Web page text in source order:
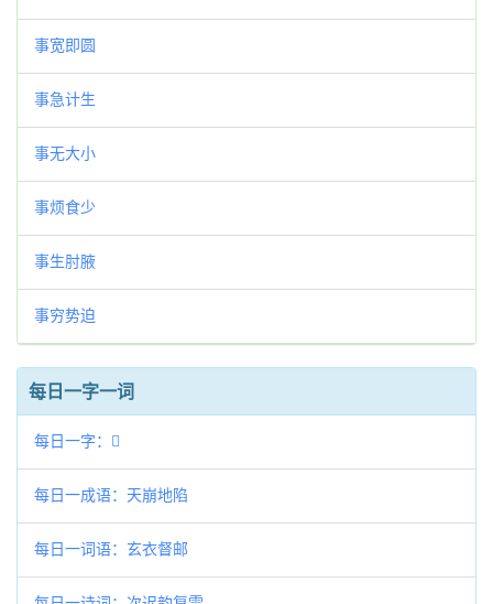
事宽即圆
事急计生
事无大小
事烦食少
事生肘腋
事穷势迫
每日一字一词
每日一字：𤀫
每日一成语：天崩地陷
每日一词语：玄衣督邮